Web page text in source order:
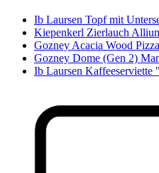
Ib Laursen Topf mit
Kiepenkerl Zierlauch
Gozney Acacia Wood
Gozney Dome (Gen 2)
Ib Laursen Kaffeeserviette